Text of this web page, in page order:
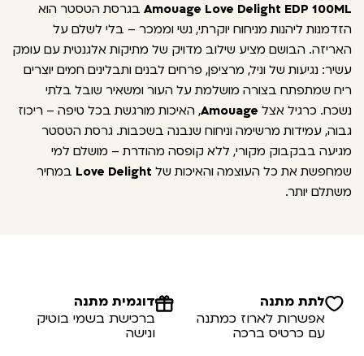
Amouage Love Delight EDP 100ML בגרסת הטסטר הוא
הזדמנות ליהנות מניחוח יוקרתי, נשי וממכר – בלי לשלם על
האריזה. הבושם מציע שילוב מדויק של מתיקות אלגנטית עם עומק
עשיר: נגיעות של וניל, מרציפן, פרחים לבנים ותבלינים חמים יוצרים
ריח שמתפתח בצורה מושלמת על העור ומשאיר שובל בלתי
נשכח. כרגיל אצל Amouage, האיכות מורגשת בכל טיפה – ריכוז
גבוה, עמידות מרשימה וניחוח שנבנה בשכבות. גרסת הטסטר
מגיעה בבקבוק מקורי, ללא קופסה מהודרת – מושלם למי
שמחפשת את כל העוצמה והאיכות של Love Delight במחיר
משתלם יותר.
לתת מתנה
אפשרות לארוז כמתנה
עם כרטיס ברכה
דוגמית מתנה
ברכישת בשמי בוטיק
ונישה